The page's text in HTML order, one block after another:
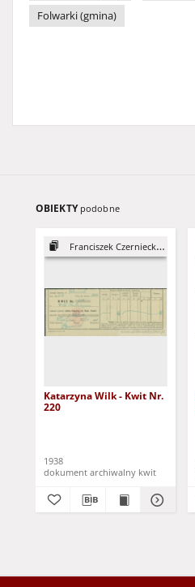
Folwarki (gmina)
OBIEKTY podobne
Franciszek Czerniecki, syn Józefa
Katarzyna Wilk - Kwit Nr.
220
1938
dokument archiwalny kwit